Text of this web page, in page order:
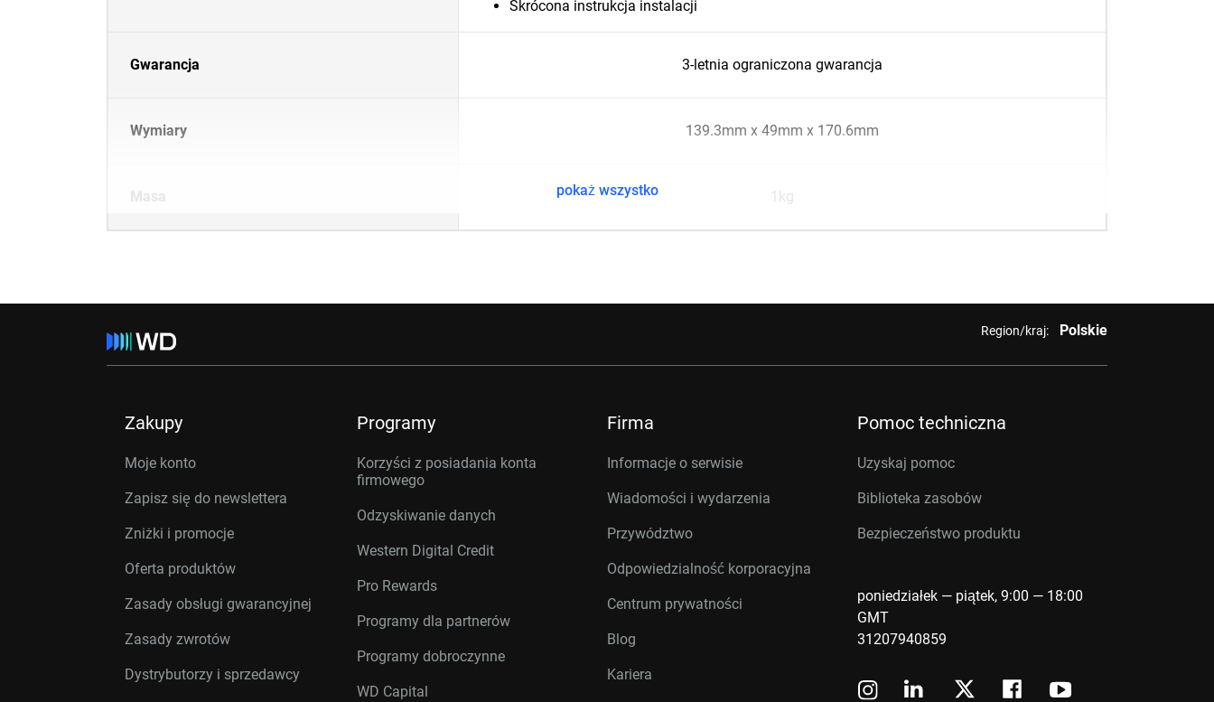
Skrócona instrukcja instalacji
Gwarancja 3-letnia ograniczona gwarancja
Wymiary 139.3mm x 49mm x 170.6mm
Masa 1kg
pokaż wszystko
Region/kraj: Polskie
Zakupy
Moje konto
Zapisz się do newslettera
Zniżki i promocje
Oferta produktów
Zasady obsługi gwarancyjnej
Zasady zwrotów
Dystrybutorzy i sprzedawcy
Programy
Korzyści z posiadania konta
firmowego
Odzyskiwanie danych
Western Digital Credit
Pro Rewards
Programy dla partnerów
Programy dobroczynne
WD Capital
Firma
Informacje o serwisie
Wiadomości i wydarzenia
Przywództwo
Odpowiedzialność korporacyjna
Centrum prywatności
Blog
Kariera
Pomoc techniczna
Uzyskaj pomoc
Biblioteka zasobów
Bezpieczeństwo produktu
poniedziałek — piątek, 9:00 — 18:00
GMT
31207940859